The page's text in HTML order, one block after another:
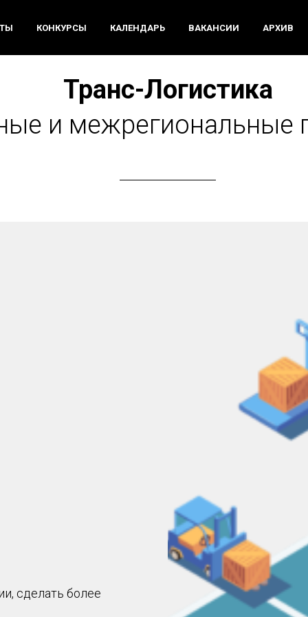
КОНКУРСЫ КАЛЕНДАРЬ ВАКАНСИИ АРХИВ
Транс-Логистика
и межрегиональные
сделать более